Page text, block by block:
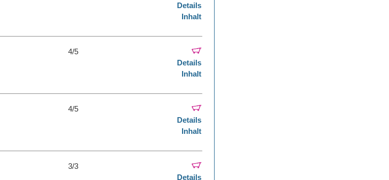
Details
Inhalt
4/5
Details
Inhalt
4/5
Details
Inhalt
3/3
Details